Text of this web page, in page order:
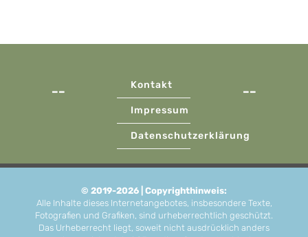
–– Kontakt
Impressum
Datenschutzerklärung
––
© 2019-2026 | Copyrighthinweis:
Alle Inhalte dieses Internetangebotes, insbesondere Texte,
Fotografien und Grafiken, sind urheberrechtlich geschützt.
Das Urheberrecht liegt, soweit nicht ausdrücklich anders